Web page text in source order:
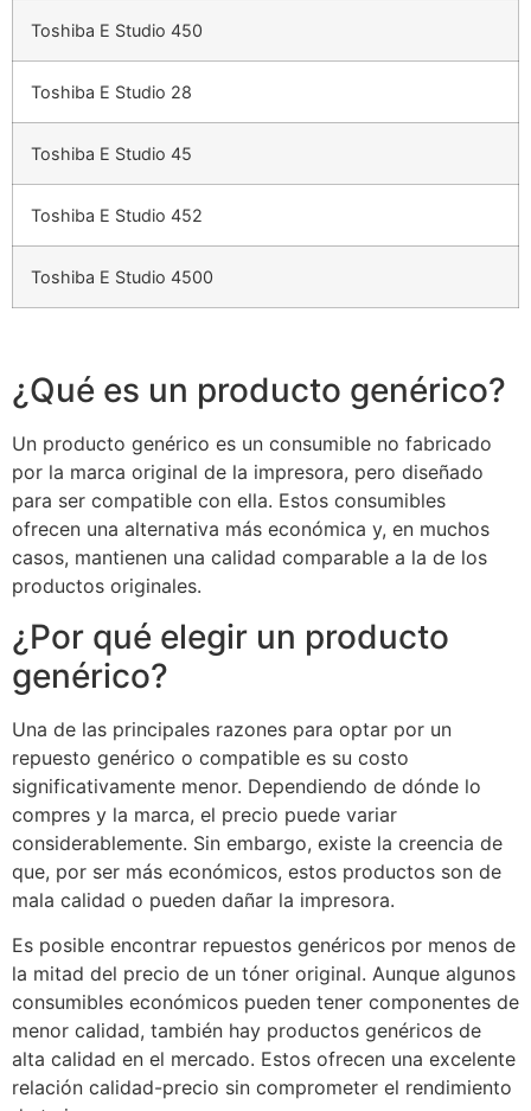
Toshiba E Studio 450
Toshiba E Studio 28
Toshiba E Studio 45
Toshiba E Studio 452
Toshiba E Studio 4500
¿Qué es un producto genérico?
Un producto genérico es un consumible no fabricado
por la marca original de la impresora, pero diseñado
para ser compatible con ella. Estos consumibles
ofrecen una alternativa más económica y, en muchos
casos, mantienen una calidad comparable a la de los
productos originales.
¿Por qué elegir un producto
genérico?
Una de las principales razones para optar por un
repuesto genérico o compatible es su costo
significativamente menor. Dependiendo de dónde lo
compres y la marca, el precio puede variar
considerablemente. Sin embargo, existe la creencia de
que, por ser más económicos, estos productos son de
mala calidad o pueden dañar la impresora.
Es posible encontrar repuestos genéricos por menos de
la mitad del precio de un tóner original. Aunque algunos
consumibles económicos pueden tener componentes de
menor calidad, también hay productos genéricos de
alta calidad en el mercado. Estos ofrecen una excelente
relación calidad-precio sin comprometer el rendimiento